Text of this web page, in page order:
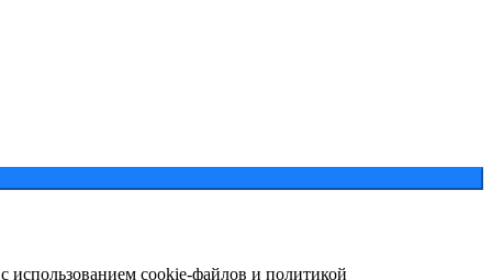
использованием cookie-файлов и политикой